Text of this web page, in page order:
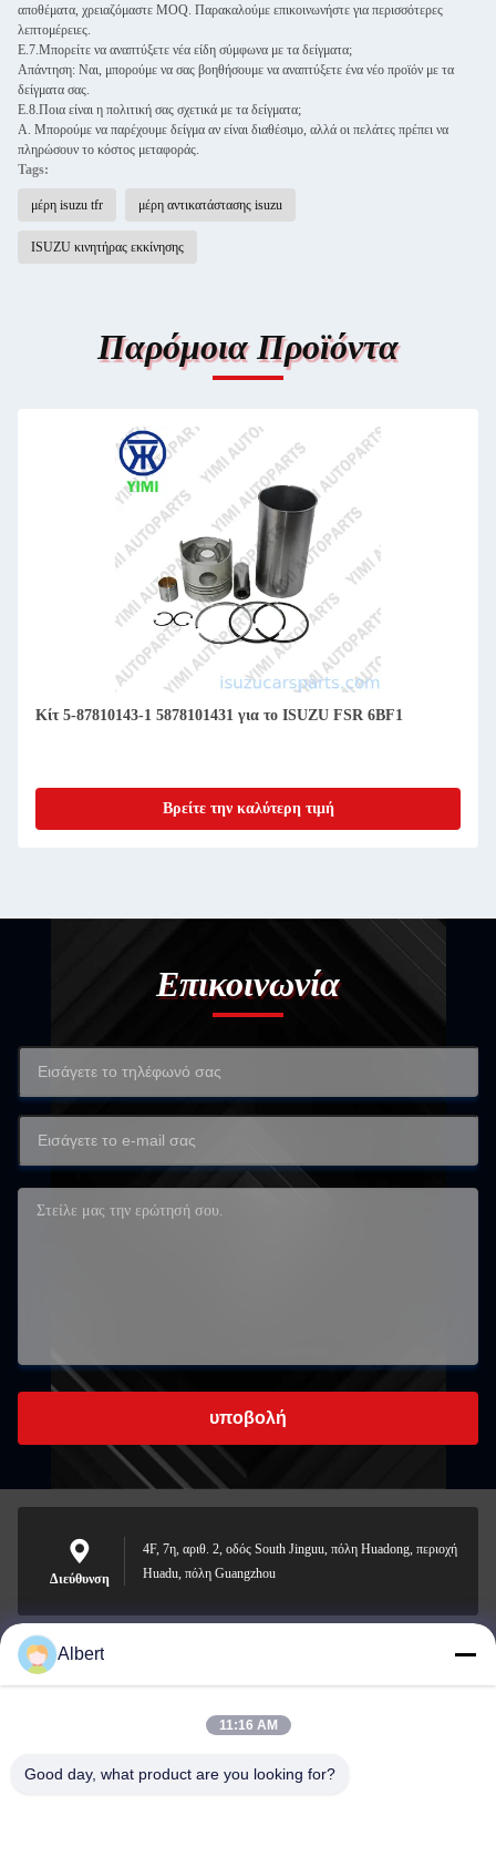
αποθέματα, χρειαζόμαστε MOQ. Παρακαλούμε επικοινωνήστε για περισσότερες
λεπτομέρειες.
Ε.7.Μπορείτε να αναπτύξετε νέα είδη σύμφωνα με τα δείγματα;
Απάντηση: Ναι, μπορούμε να σας βοηθήσουμε να αναπτύξετε ένα νέο προϊόν με τα
δείγματα σας.
Ε.8.Ποια είναι η πολιτική σας σχετικά με τα δείγματα;
Α. Μπορούμε να παρέχουμε δείγμα αν είναι διαθέσιμο, αλλά οι πελάτες πρέπει να
πληρώσουν το κόστος μεταφοράς.
Tags:
μέρη isuzu tfr μέρη αντικατάστασης isuzu
ISUZU κινητήρας εκκίνησης
Παρόμοια Προϊόντα
Κίτ 5-87810143-1 5878101431 για το ISUZU FSR 6BF1
Βρείτε την καλύτερη τιμή
Επικοινωνία
υποβολή
Διεύθυνση
4F, 7η, αριθ. 2, οδός South Jinguu, πόλη Huadong, περιοχή
Huadu, πόλη Guangzhou
james@yimiautoparts.com
Albert
11:16 AM
Good day, what product are you looking for?